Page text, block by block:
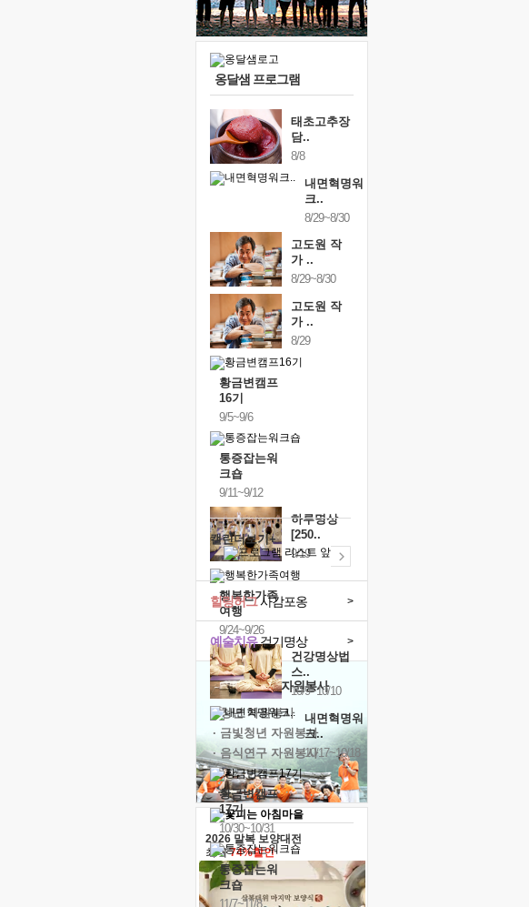
슬럼프
보고 싶은 어머니
못된 꼰대들
옹달샘 프로그램
태초고추장
담..
8/8
내면혁명워
크..
8/29~8/30
고도원 작
가 ..
8/29~8/30
고도원 작
가 ..
8/29
황금변캠프
16기
9/5~9/6
통증잡는워
크숍
9/11~9/12
하루명상
[250..
9/19
행복한가족
여행
9/24~9/26
건강명상법
스..
10/9~10/10
내면혁명워
크..
10/17~10/18
황금변캠프
17기
10/30~10/31
통증잡는워
크숍
11/7~11/8
캘린더보기+
예술치유걷기명상 >
힐링허그사감포옹 >
'옹달샘의 꽃'자원봉사
· 청년 자원봉사
· 금빛청년 자원봉사
· 음식연구 자원봉사
2026 말복 보양대전
최대74%할인